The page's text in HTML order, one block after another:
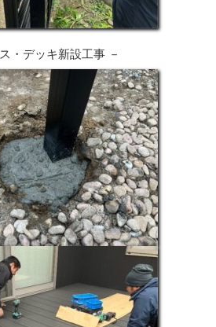
・デッキ新設工事 －